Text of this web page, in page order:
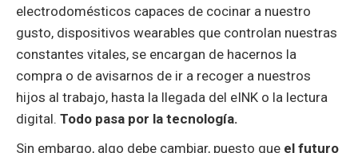
electrodomésticos capaces de cocinar a nuestro
gusto, dispositivos wearables que controlan nuestras
constantes vitales, se encargan de hacernos la
compra o de avisarnos de ir a recoger a nuestros
hijos al trabajo, hasta la llegada del eINK o la lectura
digital. Todo pasa por la tecnología.
Sin embargo, algo debe cambiar, puesto que el futuro